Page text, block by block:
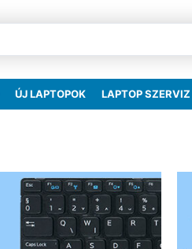
ÚJ LAPTOPOK LAPTOP SZERVIZ